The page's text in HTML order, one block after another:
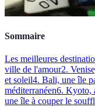
Sommaire
Les meilleures
ville de l'amour2.
et soleil4. Bali, une île
méditerranéen6. Kyoto,
une île à couper le